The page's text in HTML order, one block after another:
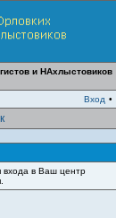
и НАхлыстовиков
Вход •
входа в Ваш центр